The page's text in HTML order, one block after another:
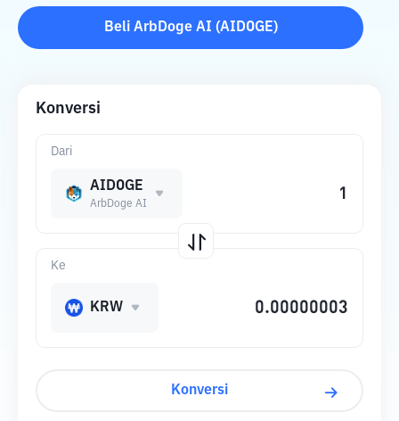
Beli ArbDoge AI (AIDOGE)
Konversi
Dari
AIDOGE
ArbDoge AI
Ke
KRW
Konversi